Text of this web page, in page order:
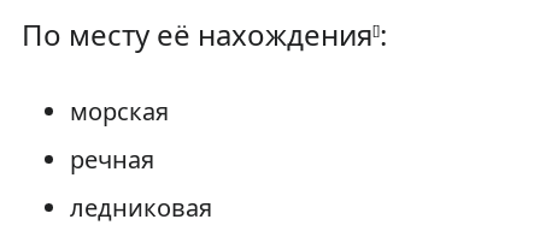
По месту её нахождения[]:
морская
речная
ледниковая